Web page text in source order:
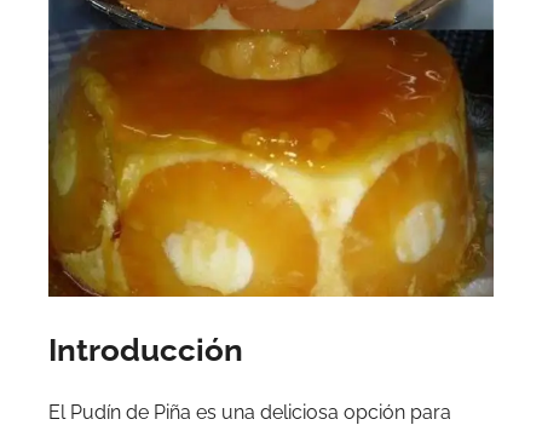
Introducción
El Pudín de Piña es una deliciosa opción para